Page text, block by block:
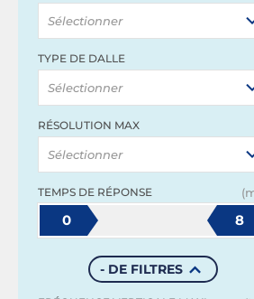
Sélectionner
TYPE DE DALLE
Sélectionner
RÉSOLUTION MAX
Sélectionner
TEMPS DE RÉPONSE
0 8
- DE FILTRES